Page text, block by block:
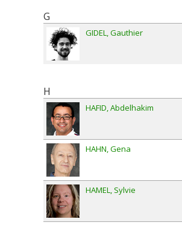
G
GIDEL Gauthier
H
HAFID Abdelhakim
HAHN Gena
HAMEL Sylvie